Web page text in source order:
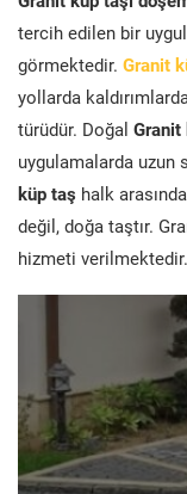
tercih edilen bir
görmektedir. Granit
yollarda
türüdür. Doğal Granit
uygulamalarda uzun
küp taş halk
değil, doğa taştır.
hizmeti verilmektedir.